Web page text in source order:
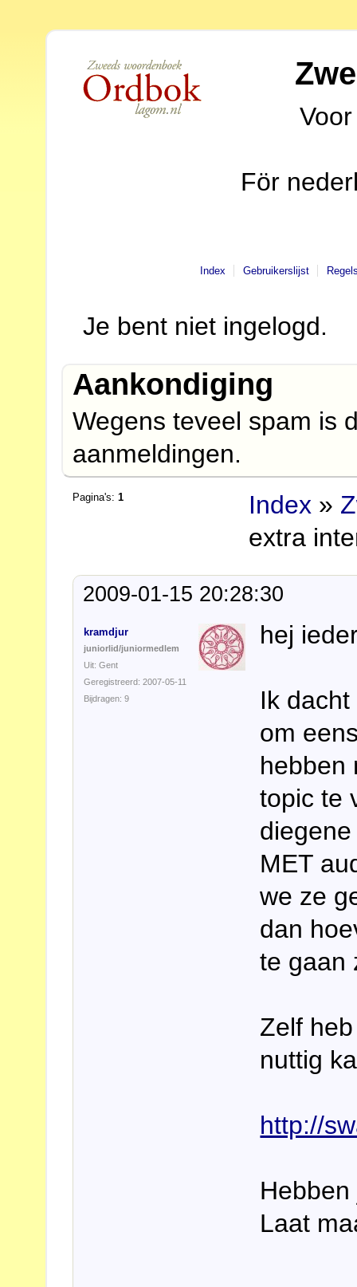
För
Index Gebruikerslijst
Je bent niet ingelogd.
Aankondiging
Wegens teveel spam is
aanmeldingen.
Pagina's:1 Index »
extra
2009-01-15 20:28:30
kramdjur
juniorlid/juniormedlem
Uit: Gent
Geregistreerd: 2007-05-11
Bijdragen: 9
hej
Ik
om
hebben
topic te
MET
we ze
dan
te gaan
Zelf
nuttig
http://
Laat